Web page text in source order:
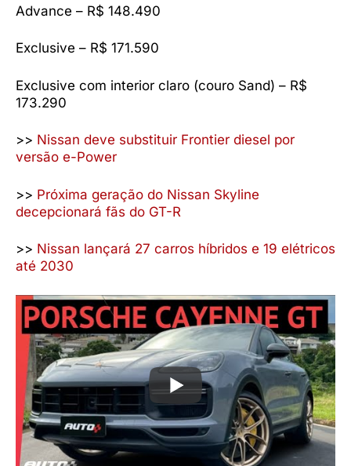
Advance – R$ 148.490
Exclusive – R$ 171.590
Exclusive com interior claro (couro Sand) – R$
173.290
>> Nissan deve substituir Frontier diesel por
versão e-Power
>> Próxima geração do Nissan Skyline
decepcionará fãs do GT-R
>> Nissan lançará 27 carros híbridos e 19 elétricos
até 2030